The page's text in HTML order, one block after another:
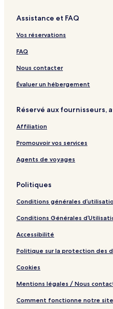
M
u
y
r
a
e
e
i
n
n
e
a
S
a
f
r
r
L
o
d
g
Assistance et FAQ
Vos réservations
FAQ
Nous contacter
Évaluer un hébergement
Réservé aux fournisseurs,
Affiliation
Promouvoir vos services
Agents de voyages
Politiques
Conditions générales
Conditions Générales
Accessibilité
Politique sur la protection des
Cookies
Mentions légales / Nous
Comment fonctionne notre site